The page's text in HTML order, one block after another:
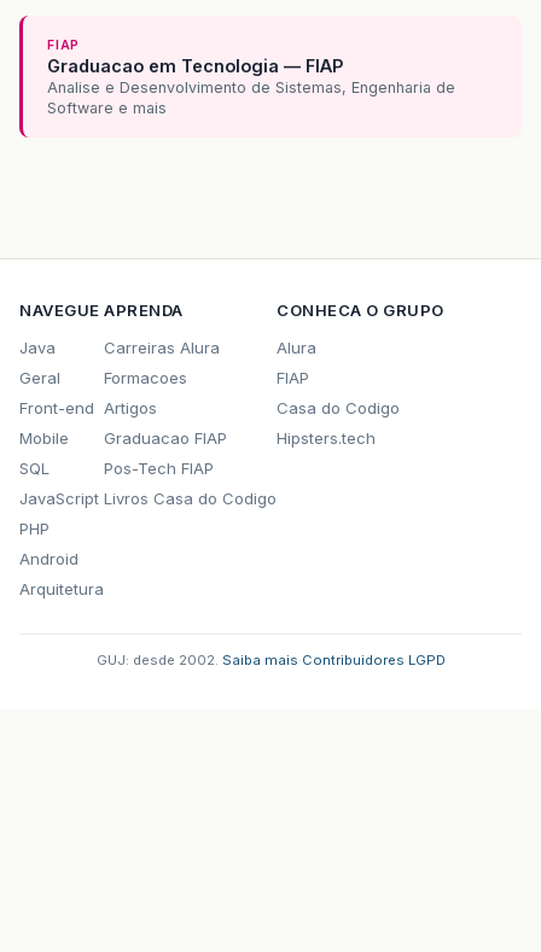
FIAP
Graduacao em Tecnologia — FIAP
Analise e Desenvolvimento de Sistemas, Engenharia de
Software e mais
NAVEGUE
Java
Geral
Front-end
Mobile
SQL
JavaScript
PHP
Android
Arquitetura
APRENDA
Carreiras Alura
Formacoes
Artigos
Graduacao FIAP
Pos-Tech FIAP
Livros Casa do Codigo
CONHECA O GRUPO
Alura
FIAP
Casa do Codigo
Hipsters.tech
GUJ: desde 2002. Saiba mais Contribuidores LGPD